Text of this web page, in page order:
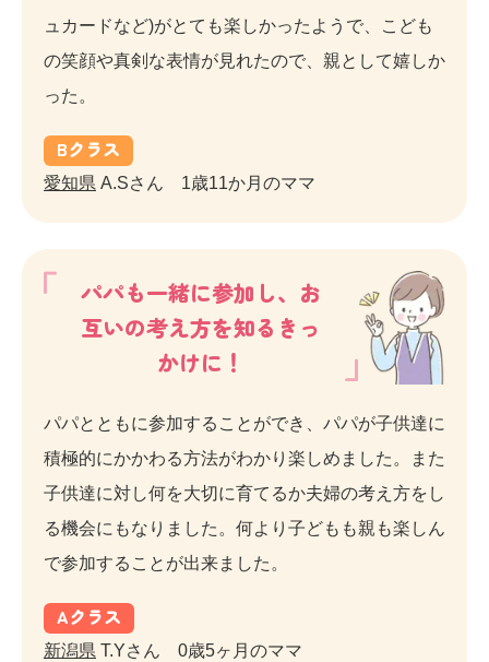
ュカードなど)がとても楽しかったようで、こども
の笑顔や真剣な表情が見れたので、親として嬉しか
った。
Bクラス
愛知県 A.Sさん 1歳11か月のママ
パパも一緒に参加し、お
互いの考え方を知るきっ
かけに！
パパとともに参加することができ、パパが子供達に
積極的にかかわる方法がわかり楽しめました。また
子供達に対し何を大切に育てるか夫婦の考え方をし
る機会にもなりました。何より子どもも親も楽しん
で参加することが出来ました。
Aクラス
新潟県 T.Yさん 0歳5ヶ月のママ